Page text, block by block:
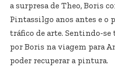
a surpresa de Theo, Boris
Pintassilgo anos antes e o
tráfico de arte. Sentindo-
por Boris na viagem para
poder recuperar a pintura.